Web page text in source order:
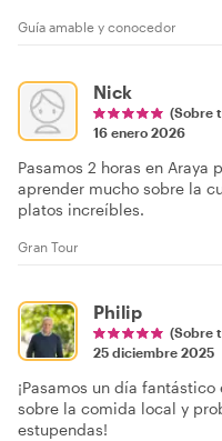
Guía amable y conocedor
Nick
(Sobre
16 enero 2026
Pasamos 2 horas en Araya
aprender mucho sobre la
platos increíbles.
Gran Tour
Philip
(Sobre
25 diciembre 2025
¡Pasamos un día
sobre la comida local y
estupendas!